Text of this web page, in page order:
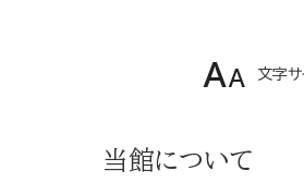
文字
当館について